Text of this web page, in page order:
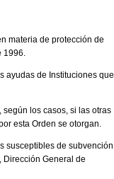
materia de protección de
1996.
ayudas de Instituciones que
los casos, si las otras
esta Orden se otorgan.
susceptibles de subvención
Dirección General de